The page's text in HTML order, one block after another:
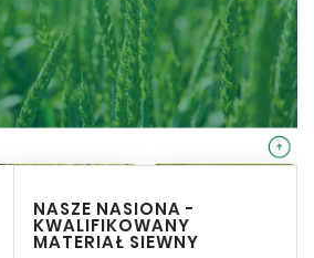
NASZE NASIONA -
KWALIFIKOWANY
MATERIAŁ SIEWNY